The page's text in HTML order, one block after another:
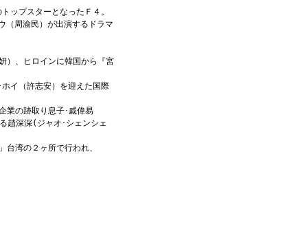
ップスターとなったＦ４。
（周渝民）が出演するドラマ
）、ヒロインに韓国から『宮
イ（許志安）を迎えた国際
業の跡取り息子･戚偉易
趙深深(ジャオ･シェンシェ
湾の２ヶ所で行われ、